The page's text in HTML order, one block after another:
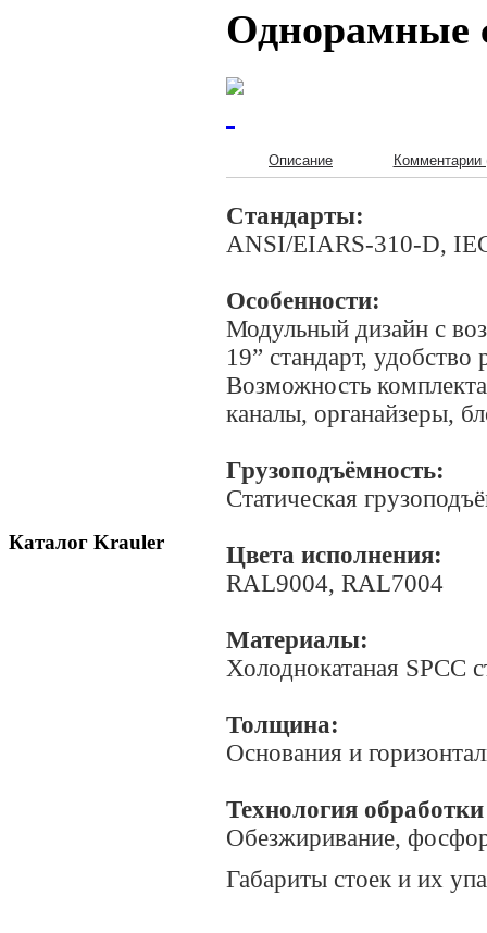
Каталог Krauler
Однорамные
Описание Комментарии
Стандарты:
ANSI/EIARS-310-D,
Особенности:
Модульный дизайн с
19” стандарт,
Возможность
каналы, органайзеры,
Грузоподъёмность:
Статическая
Цвета исполнения:
RAL9004, RAL7004
Материалы:
Холоднокатаная SPCC
Толщина:
Основания и
Технология
Обезжиривание,
Габариты стоек и их